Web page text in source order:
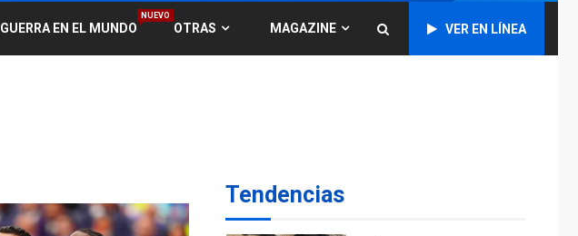
GUERRA EN EL MUNDO
NUEVO
OTRAS MAGAZINE VER EN LÍNEA
Tendencias
ÚLTIMA HORA
El Deporte: Un